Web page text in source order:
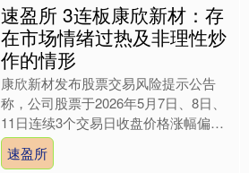
速盈所 3连板康欣新材：存
在市场情绪过热及非理性炒
作的情形
康欣新材发布股票交易风险提示公告
称，公司股票于2026年5月7日、8日、
11日连续3个交易日收盘价格涨幅偏离
值累计超20%，属于股票交易异常波动
情形，5月12日....
速盈所